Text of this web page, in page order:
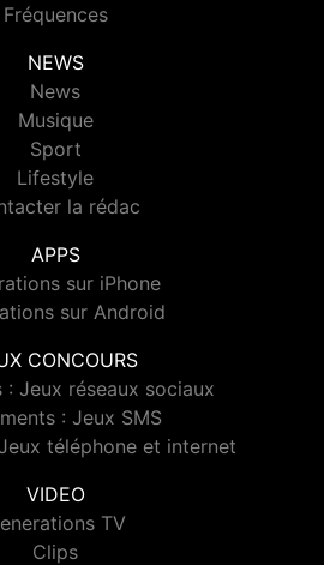
Fréquences
NEWS
News
Musique
Sport
Lifestyle
la rédac
APPS
sur iPhone
sur Android
CONCOURS
: Jeux réseaux sociaux
: Jeux SMS
téléphone et internet
VIDEO
TV
Clips